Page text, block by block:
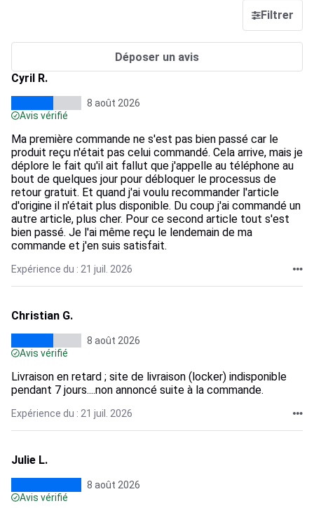
Filtrer
Déposer un avis
Cyril R.
8 août 2026
Avis vérifié
Ma première commande ne s'est pas bien passé car le
produit reçu n'était pas celui commandé. Cela arrive, mais je
déplore le fait qu'il ait fallut que j'appelle au téléphone au
bout de quelques jour pour débloquer le processus de
retour gratuit. Et quand j'ai voulu recommander l'article
d'origine il n'était plus disponible. Du coup j'ai commandé un
autre article, plus cher. Pour ce second article tout s'est
bien passé. Je l'ai même reçu le lendemain de ma
commande et j'en suis satisfait.
Expérience du : 21 juil. 2026
Christian G.
8 août 2026
Avis vérifié
Livraison en retard ; site de livraison (locker) indisponible
pendant 7 jours....non annoncé suite à la commande.
Expérience du : 21 juil. 2026
Julie L.
8 août 2026
Avis vérifié